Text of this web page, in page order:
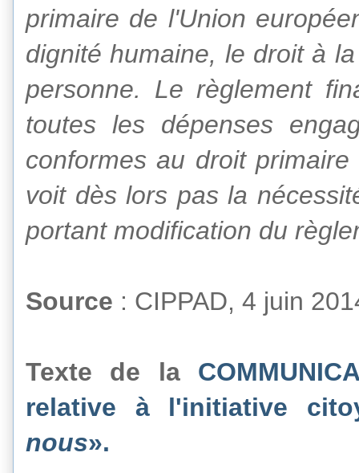
primaire de l'Union
dignité humaine, le droit à
personne. Le règlement
toutes les dépenses
conformes au droit
voit dès lors pas la
portant modification du
Source : CIPPAD, 4 juin
Texte de la
relative à l'initiative
nous».